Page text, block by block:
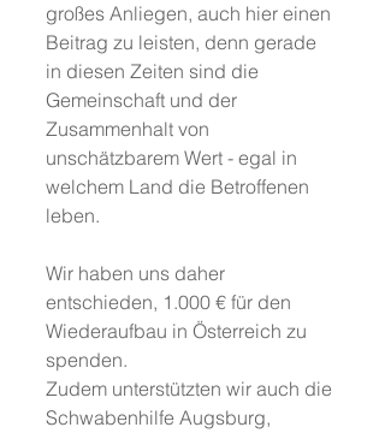
großes Anliegen, auch hier einen
Beitrag zu leisten, denn gerade
in diesen Zeiten sind die
Gemeinschaft und der
Zusammenhalt von
unschätzbarem Wert - egal in
welchem Land die Betroffenen
leben.
Wir haben uns daher
entschieden, 1.000 € für den
Wiederaufbau in Österreich zu
spenden.
Zudem unterstützten wir auch die
Schwabenhilfe Augsburg,